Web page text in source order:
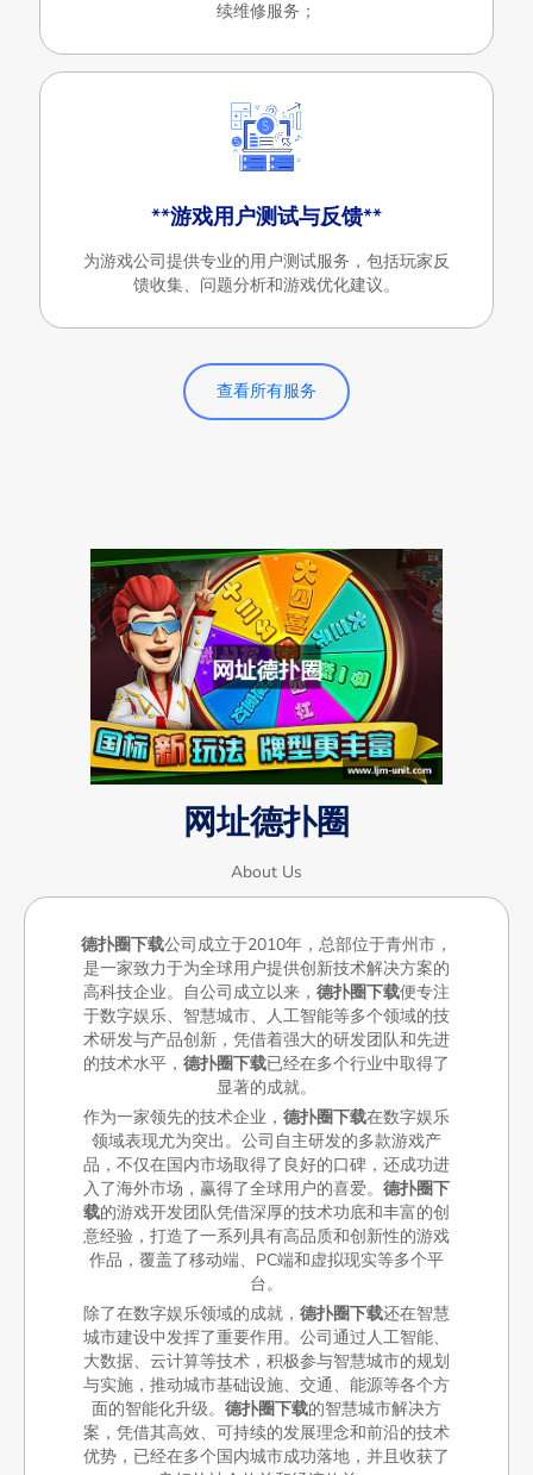
续维修服务；
**游戏用户测试与反馈**
为游戏公司提供专业的用户测试服务，包括玩家反
馈收集、问题分析和游戏优化建议。
查看所有服务
网址德扑圈
About Us
德扑圈下载公司成立于2010年，总部位于青州市，
是一家致力于为全球用户提供创新技术解决方案的
高科技企业。自公司成立以来， 德扑圈下载便专注
于数字娱乐、智慧城市、人工智能等多个领域的技
术研发与产品创新，凭借着强大的研发团队和先进
的技术水平， 德扑圈下载已经在多个行业中取得了
显著的成就。
作为一家领先的技术企业， 德扑圈下载在数字娱乐
领域表现尤为突出。公司自主研发的多款游戏产
品，不仅在国内市场取得了良好的口碑，还成功进
入了海外市场，赢得了全球用户的喜爱。 德扑圈下
载的游戏开发团队凭借深厚的技术功底和丰富的创
意经验，打造了一系列具有高品质和创新性的游戏
作品，覆盖了移动端、PC端和虚拟现实等多个平
台。
除了在数字娱乐领域的成就， 德扑圈下载还在智慧
城市建设中发挥了重要作用。公司通过人工智能、
大数据、云计算等技术，积极参与智慧城市的规划
与实施，推动城市基础设施、交通、能源等各个方
面的智能化升级。 德扑圈下载的智慧城市解决方
案，凭借其高效、可持续的发展理念和前沿的技术
优势，已经在多个国内城市成功落地，并且收获了